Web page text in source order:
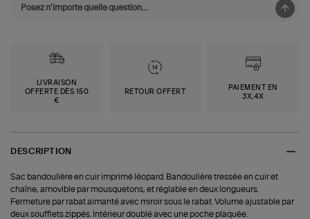
LIVRAISON
OFFERTE DÈS 150
€
RETOUR OFFERT
PAIEMENT EN
3X,4X
DESCRIPTION
Sac bandoulière en cuir imprimé léopard. Bandoulière tressée en cuir et
chaîne, amovible par mousquetons, et réglable en deux longueurs.
Fermeture par rabat aimanté avec miroir sous le rabat. Volume ajustable par
deux soufflets zippés. Intérieur doublé avec une poche plaquée.